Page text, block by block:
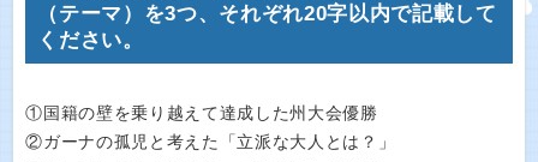
（テーマ）を3つ、それぞれ20字以内で記載して
ください。
①国籍の壁を乗り越えて達成した州大会優勝
②ガーナの孤児と考えた「立派な大人とは？」